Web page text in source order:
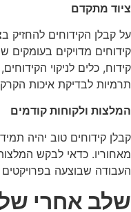
ציוד מתקדם
על קבלן הקידוחים להחזיק
קידוחים מדויקים בעומקים
קידוח, כלים לניקוי
תרמיות לבדיקת איכות
המלצות ולקוחות קודמים
קבלן קידוחים טוב יהיה
מאחוריו. כדאי לבקש
העבודה שבוצעה בפרויקטים
שלב אחרי